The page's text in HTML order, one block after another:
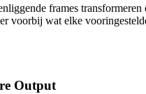
frames transformeren
voorbij wat elke
Output